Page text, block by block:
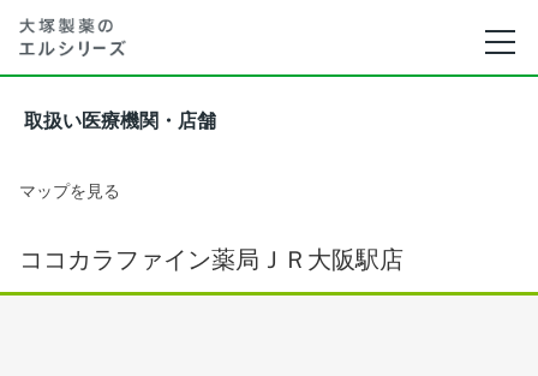
取扱い医療機関・店舗
マップを見る
ココカラファイン薬局ＪＲ大阪駅店